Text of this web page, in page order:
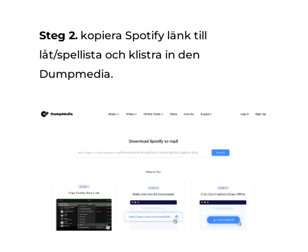
Steg 2.kopiera Spotify länk till
låt/spellista och klistra in den
Dumpmedia.